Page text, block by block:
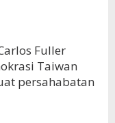
Fuller
Taiwan
persahabatan